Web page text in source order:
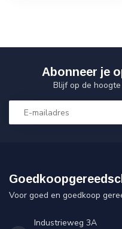
Abonneer je
Blijf op de
Voor goed en goedkoop
Industrieweg 3A